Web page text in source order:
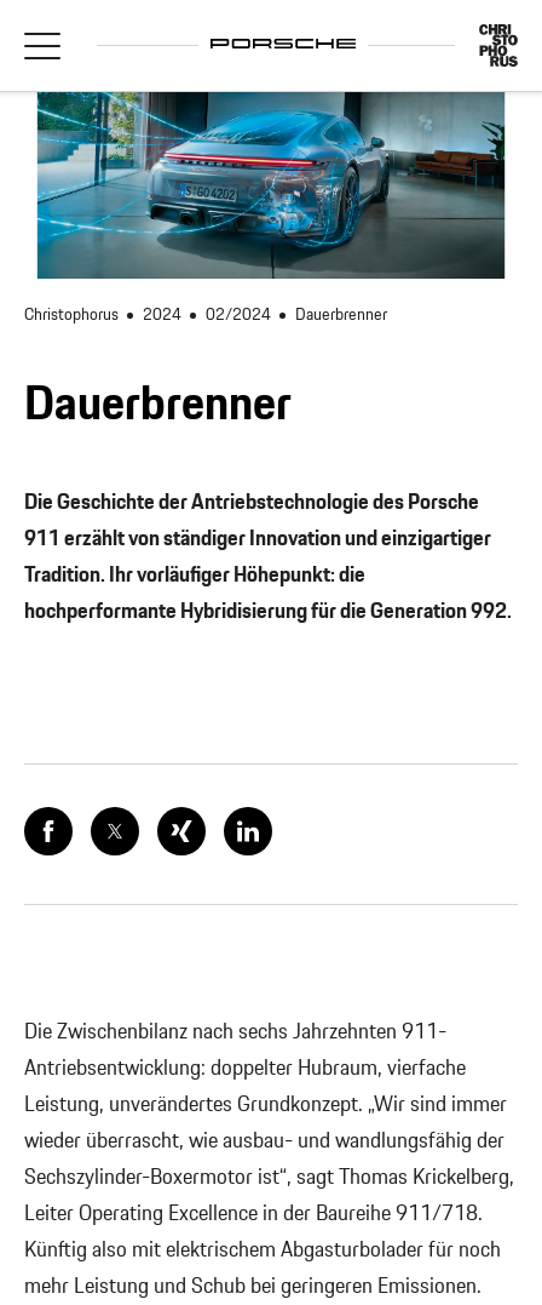
Christophorus 2024 02/2024 Dauerbrenner
Dauerbrenner
Die Geschichte der Antriebstechnologie des Porsche
911 erzählt von ständiger Innovation und einzigartiger
Tradition. Ihr vorläufiger Höhepunkt: die
hochperformante Hybridisierung für die Generation 992.
Die Zwischenbilanz nach sechs Jahrzehnten 911-
Antriebsentwicklung: doppelter Hubraum, vierfache
Leistung, unverändertes Grundkonzept. „Wir sind immer
wieder überrascht, wie ausbau- und wandlungsfähig der
Sechszylinder-Boxermotor ist“, sagt Thomas Krickelberg,
Leiter Operating Excellence in der Baureihe 911/718.
Künftig also mit elektrischem Abgasturbolader für noch
mehr Leistung und Schub bei geringeren Emissionen.